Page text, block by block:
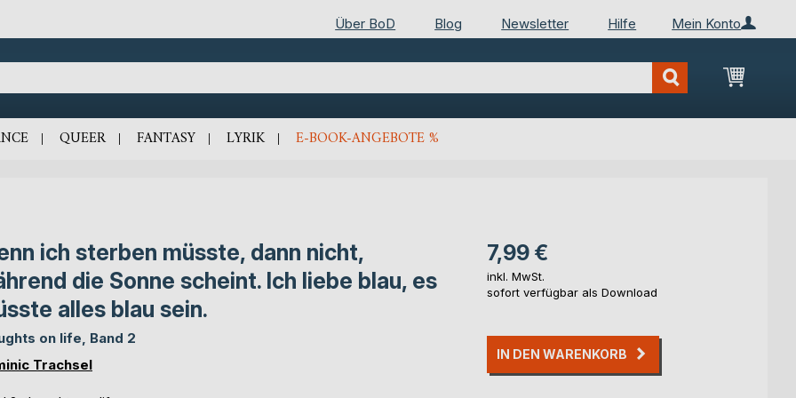
Mein Konto
Über BoD Blog Newsletter Hilfe
Mein
QUEER FANTASY LYRIK E-BOOK-ANGEBOTE %
ich sterben müsste, dann nicht,
die Sonne scheint. Ich liebe blau, es
alles blau sein.
on life, Band 2
Trachsel
7,99 €
inkl. MwSt.
sofort verfügbar als Download
IN DEN WARENKORB